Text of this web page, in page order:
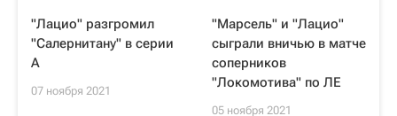
"Лацио" разгромил
"Салернитану" в серии
А
07 ноября 2021
"Марсель" и "Лацио"
сыграли вничью в матче
соперников
"Локомотива" по ЛЕ
05 ноября 2021